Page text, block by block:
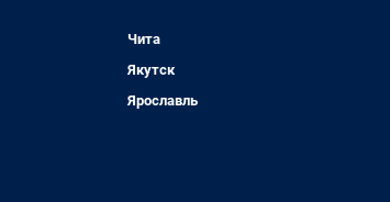
Чита
Якутск
Ярославль